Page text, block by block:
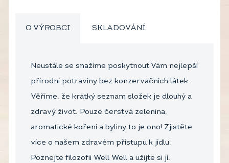
O VÝROBCI SKLADOVÁNÍ
Neustále se snažíme poskytnout Vám nejlepší
přírodní potraviny bez konzervačních látek.
Věříme, že krátký seznam složek je dlouhý a
zdravý život. Pouze čerstvá zelenina,
aromatické koření a byliny to je ono! Zjistěte
více o našem zdravém přístupu k jídlu.
Poznejte filozofii Well Well a užijte si jí.